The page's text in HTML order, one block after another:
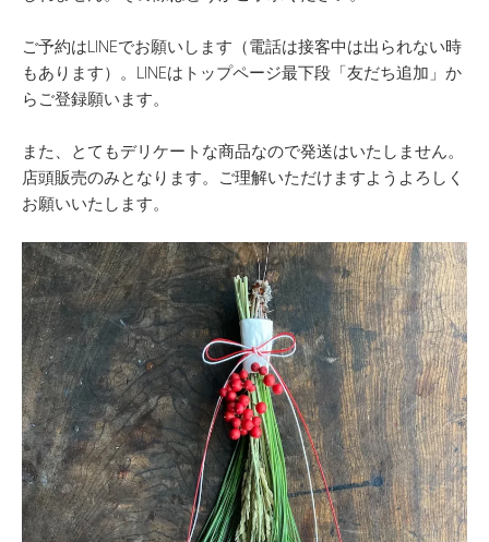
ご予約はLINEでお願いします（電話は接客中は出られない時
もあります）。LINEはトップページ最下段「友だち追加」か
らご登録願います。
また、とてもデリケートな商品なので発送はいたしません。
店頭販売のみとなります。ご理解いただけますようよろしく
お願いいたします。